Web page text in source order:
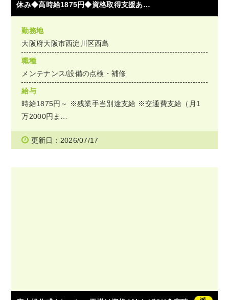
休み◆高時給1875円◆資格取得支援あ…
勤務地
大阪府大阪市西淀川区西島
職種
メンテナンス/設備の点検・補修
給与
時給1875円～ ※残業手当別途支給 ※交通費支給（月1
万2000円ま…
更新日：2026/07/17